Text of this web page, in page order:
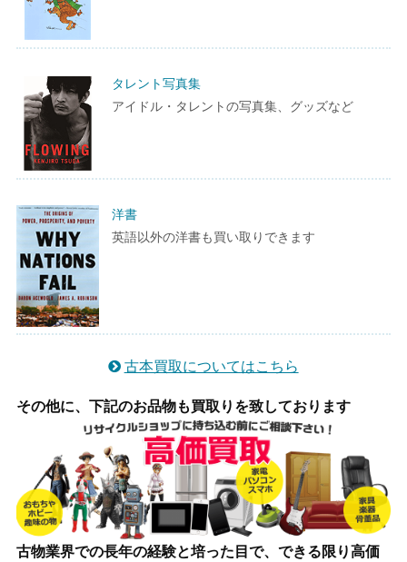
タレント写真集
アイドル・タレントの写真集、グッズなど
洋書
英語以外の洋書も買い取りできます
古本買取についてはこちら
その他に、下記のお品物も買取りを致しております
古物業界での長年の経験と培った目で、できる限り高価